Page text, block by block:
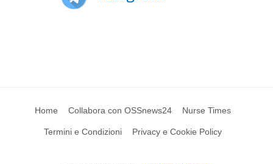
Home Collabora con OSSnews24 Nurse Times
Termini e Condizioni Privacy e Cookie Policy